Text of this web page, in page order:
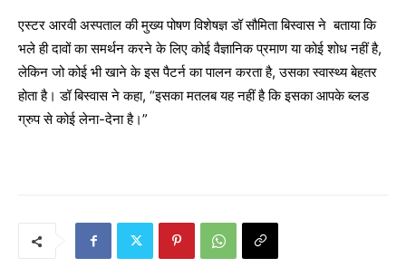
एस्टर आरवी अस्पताल की मुख्य पोषण विशेषज्ञ डॉ सौमिता बिस्वास ने बताया कि
भले ही दावों का समर्थन करने के लिए कोई वैज्ञानिक प्रमाण या कोई शोध नहीं है,
लेकिन जो कोई भी खाने के इस पैटर्न का पालन करता है, उसका स्वास्थ्य बेहतर
होता है। डॉ बिस्वास ने कहा, “इसका मतलब यह नहीं है कि इसका आपके ब्लड
ग्रुप से कोई लेना-देना है।”